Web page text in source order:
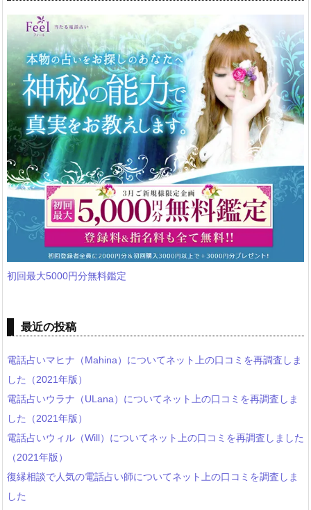
初回最大5000円分無料鑑定
最近の投稿
電話占いマヒナ（Mahina）についてネット上の口コミを再調査しま
した（2021年版）
電話占いウラナ（ULana）についてネット上の口コミを再調査しま
した（2021年版）
電話占いウィル（Will）についてネット上の口コミを再調査しました
（2021年版）
復縁相談で人気の電話占い師についてネット上の口コミを調査しま
した